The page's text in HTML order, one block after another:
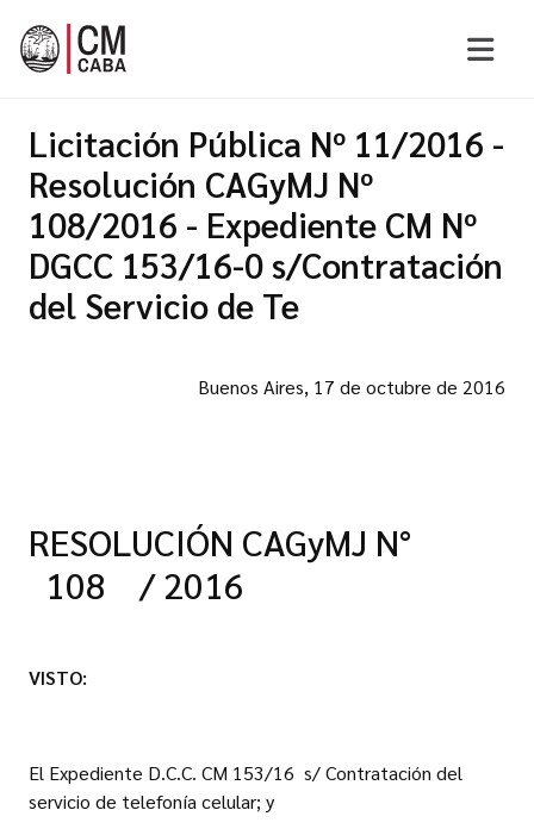
Licitación Pública Nº 11/2016 -
Resolución CAGyMJ Nº
108/2016 - Expediente CM Nº
DGCC 153/16-0 s/Contratación
del Servicio de Te
Buenos Aires, 17 de octubre de 2016
RESOLUCIÓN CAGyMJ N°
108 / 2016
VISTO:
El Expediente D.C.C. CM 153/16 s/ Contratación del
servicio de telefonía celular; y